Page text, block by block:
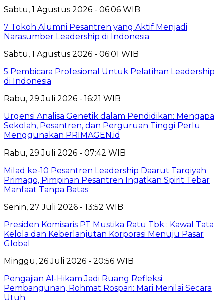
Sabtu, 1 Agustus 2026 - 06:06 WIB
7 Tokoh Alumni Pesantren yang Aktif Menjadi
Narasumber Leadership di Indonesia
Sabtu, 1 Agustus 2026 - 06:01 WIB
5 Pembicara Profesional Untuk Pelatihan Leadership
di Indonesia
Rabu, 29 Juli 2026 - 16:21 WIB
Urgensi Analisa Genetik dalam Pendidikan: Mengapa
Sekolah, Pesantren, dan Perguruan Tinggi Perlu
Menggunakan PRIMAGEN.id
Rabu, 29 Juli 2026 - 07:42 WIB
Milad ke-10 Pesantren Leadership Daarut Tarqiyah
Primago, Pimpinan Pesantren Ingatkan Spirit Tebar
Manfaat Tanpa Batas
Senin, 27 Juli 2026 - 13:52 WIB
Presiden Komisaris PT Mustika Ratu Tbk : Kawal Tata
Kelola dan Keberlanjutan Korporasi Menuju Pasar
Global
Minggu, 26 Juli 2026 - 20:56 WIB
Pengajian Al-Hikam Jadi Ruang Refleksi
Pembangunan, Rohmat Rospari: Mari Menilai Secara
Utuh